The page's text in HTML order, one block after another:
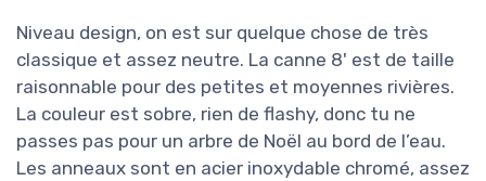
Niveau design, on est sur quelque chose de très
classique et assez neutre. La canne 8' est de taille
raisonnable pour des petites et moyennes rivières.
La couleur est sobre, rien de flashy, donc tu ne
passes pas pour un arbre de Noël au bord de l’eau.
Les anneaux sont en acier inoxydable chromé, assez